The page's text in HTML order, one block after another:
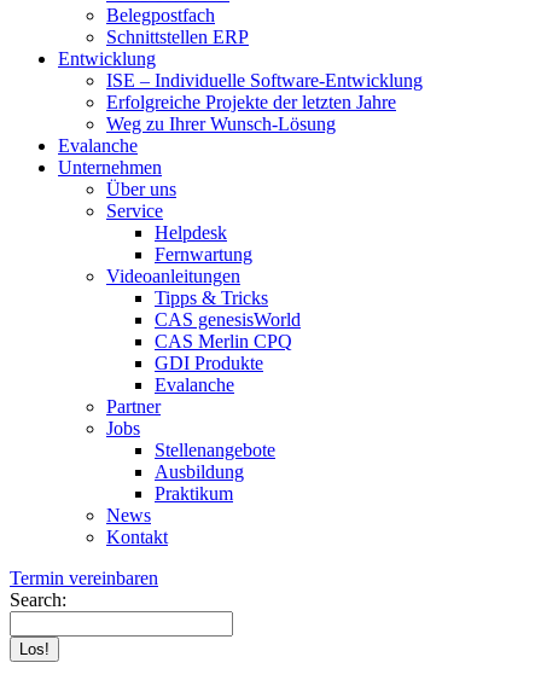
Belegpostfach
Schnittstellen ERP
Entwicklung
ISE – Individuelle Software-Entwicklung
Erfolgreiche Projekte der letzten Jahre
Weg zu Ihrer Wunsch-Lösung
Evalanche
Unternehmen
Über uns
Service
Helpdesk
Fernwartung
Videoanleitungen
Tipps & Tricks
CAS genesisWorld
CAS Merlin CPQ
GDI Produkte
Evalanche
Partner
Jobs
Stellenangebote
Ausbildung
Praktikum
News
Kontakt
Termin vereinbaren
Search: